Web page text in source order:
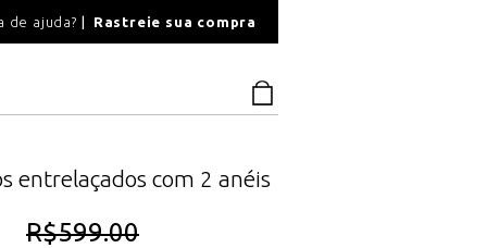
de ajuda? Rastreie sua compra
entrelaçados com 2 anéis
R$599.00